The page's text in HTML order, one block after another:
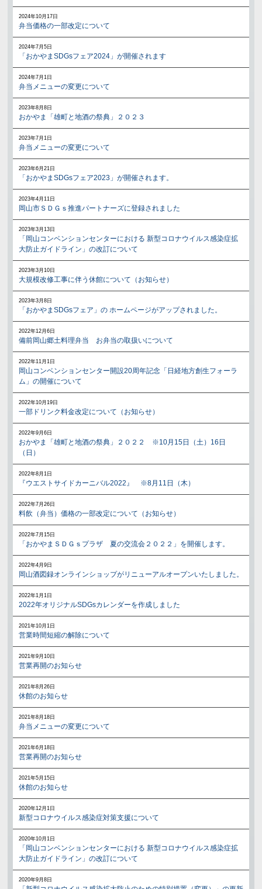
2024年10月17日
弁当価格の一部改定について
2024年7月5日
「おかやまSDGsフェア2024」が開催されます
2024年7月1日
弁当メニューの変更について
2023年8月8日
おかやま「雄町と地酒の祭典」２０２３
2023年7月1日
弁当メニューの変更について
2023年6月21日
「おかやまSDGsフェア2023」が開催されます。
2023年4月11日
岡山市ＳＤＧｓ推進パートナーズに登録されました
2023年3月13日
「岡山コンベンションセンターにおける 新型コロナウイルス感染症拡
大防止ガイドライン」の改訂について
2023年3月10日
大規模改修工事に伴う休館について（お知らせ）
2023年3月8日
「おかやまSDGsフェア」の ホームページがアップされました。
2022年12月6日
備前岡山郷土料理弁当 お弁当の取扱いについて
2022年11月1日
岡山コンベンションセンター開設20周年記念「日経地方創生フォーラ
ム」の開催について
2022年10月19日
一部ドリンク料金改定について（お知らせ）
2022年9月6日
おかやま「雄町と地酒の祭典」２０２２ ※10月15日（土）16日
（日）
2022年8月1日
『ウエストサイドカーニバル2022』 ※8月11日（木）
2022年7月26日
料飲（弁当）価格の一部改定について（お知らせ）
2022年7月15日
「おかやまＳＤＧｓプラザ 夏の交流会２０２２」を開催します。
2022年4月9日
岡山酒図録オンラインショップがリニューアルオープンいたしました。
2022年1月1日
2022年オリジナルSDGsカレンダーを作成しました
2021年10月1日
営業時間短縮の解除について
2021年9月10日
営業再開のお知らせ
2021年8月26日
休館のお知らせ
2021年8月18日
弁当メニューの変更について
2021年6月18日
営業再開のお知らせ
2021年5月15日
休館のお知らせ
2020年12月1日
新型コロナウイルス感染症対策支援について
2020年10月1日
「岡山コンベンションセンターにおける 新型コロナウイルス感染症拡
大防止ガイドライン」の改訂について
2020年9月8日